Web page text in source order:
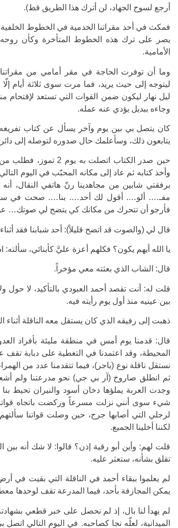
أرجع لسوح الجهاد، لن أترك هذا الطريق قط).
فمكث في أحد مقراتنا الخدمية في الخطوط الخلفية
يصر على ترك هذه الخطوط المتأخرة وكأن
الأمامية.
وما أن توفرت الحاجة في مقر أمامي من مقراتنا
ليتوجه إلى حيث يريد، فما مرت سوى ثلاثة أيام
ليل نهار ليكون ضمن القوات التي تستعد
وجاءه ببديل يؤدي عنه عمله.
كان يتصل بي بين يوم وآخر يسأل عن كتاب
يتابعون ذلك، وسأعلمك حال صدوره لتوصله إلى
حين صدر الكتاب
وأخذ كتابه ثم عاد إلى مكانه المحبّب في اليوم
برفقتي شابين من مجاهدينا رنّ هاتفي النقال،
مفـ…. ألو…. أقول لك أحد…. بنا…. صحت في
فأرجو أن تتحرك من مكانك كي يتضح لي صوتك…
قال لي (والصوت قد اتضح قليلاً): أحد شبابنا فقد
يا الله أيهم يكون؟ فكلهم أعزة عليَّ كأبنائي،
قال: الشاب الذي بعثته معي مؤخراً.
قلت له: أنت تقصد أحمد العبودي بالتأكيد، لا حول
بين عينيه منذ أول يوم رأيته فيه.
ذهبت إلى رفيقه الذي كان يستقل معه الناقلة أثناء
قال: قدمنا يوم أمس في منطقة مليئة بأفراد العدو
المحيطة، وقد اعتمدنا في التغطية على دبابة تقف
نستقل ناقلة نوع (باجر)، فيما تتقدمنا عدد من
ثم انطلق صاروخ (آر بي جي) نحو مدرعتنا ولم
وجدت العربة يملؤها دخان أسود والنيران تحيط
شيء سوى أنني نزلت مسرعاً وركضت باتجاه قواتنا
لرجلي التي أصابها جرح، حين وصلت قواتنا
لكننا أخلينا الجميع.
قلت لهم: وأين أبو رقية إذن؟ قالوا: لا شك أنه بين
تقلق بشأنه، ستعثر عليه.
لم يعلموا ببقاء أحمد في الناقلة التي بقيت في
يمكن المجازفة بأحد، فيما المدرعة تقف لوحدها
لم يهدأ لنا بال، إذ لم نحصل على خبر قطعي
الميدانية، لعلّه نجا كصاحبه. في اليوم التالي